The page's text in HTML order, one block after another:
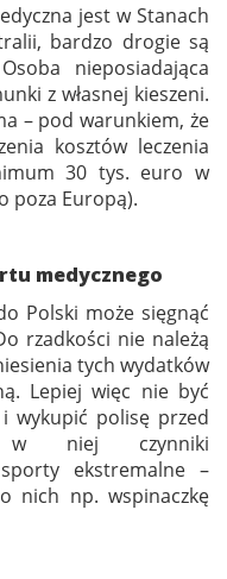
jest w Stanach
bardzo drogie są
nieposiadająca
z własnej kieszeni.
– pod warunkiem, że
kosztów leczenia
30 tys. euro w
poza Europą).
medycznego
Polski może sięgnąć
rzadkości nie należą
tych wydatków
Lepiej więc nie być
wykupić polisę przed
w niej czynniki
ekstremalne –
nich np. wspinaczkę